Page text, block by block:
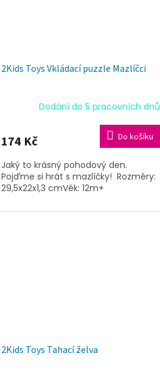
2Kids Toys Vkládací puzzle Mazlíčci
Dodání do 5 pracovních dnů
174 Kč Do košíku
Jaký to krásný pohodový den.
Pojďme si hrát s mazlíčky! Rozměry:
29,5x22x1,3 cmVěk: 12m+
2Kids Toys Tahací želva